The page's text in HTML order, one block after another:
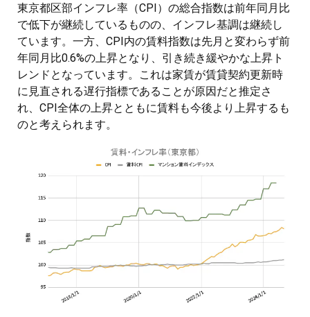
東京都区部インフレ率（CPI）の総合指数は前年同月比
で低下が継続しているものの、インフレ基調は継続し
ています。一方、CPI内の賃料指数は先月と変わらず前
年同月比0.6%の上昇となり、引き続き緩やかな上昇ト
レンドとなっています。これは家賃が賃貸契約更新時
に見直される遅行指標であることが原因だと推定さ
れ、CPI全体の上昇とともに賃料も今後より上昇するも
のと考えられます。